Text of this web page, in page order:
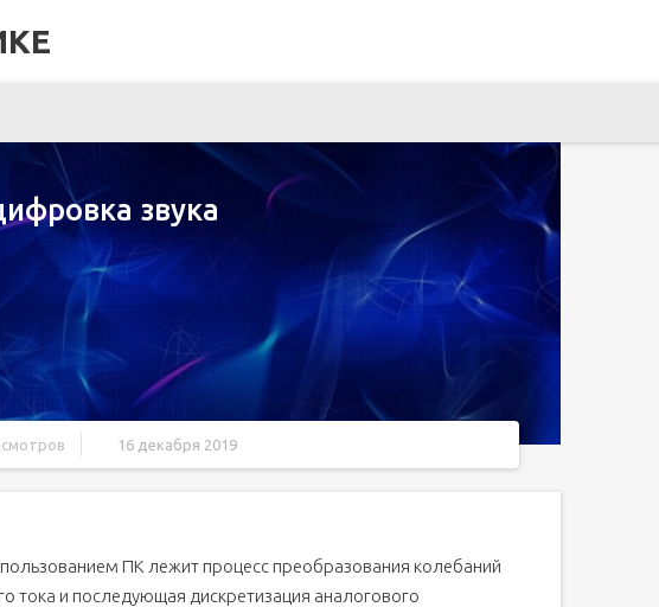
звука
16 декабря 2019
амплитуды [ править | править код ]
ПК лежит процесс преобразования колебаний
тока и последующая дискретизация аналогового